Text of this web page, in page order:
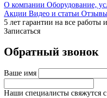
О компании Оборудование,
Акции Видео и статьи
5 лет гарантии на все
Записаться
Обратный звонок
Ваше имя
Наши специалисты свяжутся